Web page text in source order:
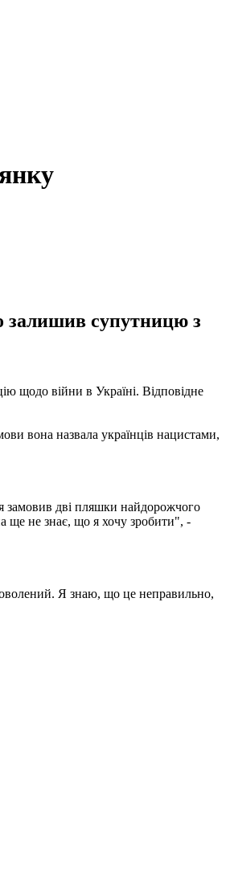
залишив супутницю з
щодо війни в Україні. Відповідне
вона назвала українців нацистами,
замовив дві пляшки найдорожчого
ще не знає, що я хочу зробити", -
Я знаю, що це неправильно,